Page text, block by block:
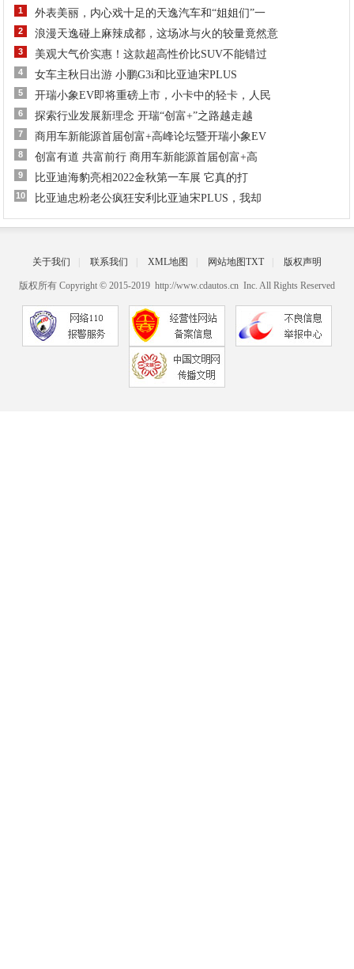
1 外表美丽，内心戏十足的天逸汽车和“姐姐们”一
2 浪漫天逸碰上麻辣成都，这场冰与火的较量竟然意
3 美观大气价实惠！这款超高性价比SUV不能错过
4 女车主秋日出游 小鹏G3i和比亚迪宋PLUS
5 开瑞小象EV即将重磅上市，小卡中的轻卡，人民
6 探索行业发展新理念 开瑞“创富+”之路越走越
7 商用车新能源首届创富+高峰论坛暨开瑞小象EV
8 创富有道 共富前行 商用车新能源首届创富+高
9 比亚迪海豹亮相2022金秋第一车展 它真的打
10 比亚迪忠粉老公疯狂安利比亚迪宋PLUS，我却
关于我们 联系我们 XML地图 网站地图TXT 版权声明
版权所有 Copyright © 2015-2019 http://www.cdautos.cn Inc. All Rights Reserved